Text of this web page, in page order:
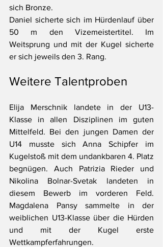
sich Bronze.
Daniel sicherte sich im Hürdenlauf über
50 m den Vizemeistertitel. Im
Weitsprung und mit der Kugel sicherte
er sich jeweils den 3. Rang.
Weitere Talentproben
Elija Merschnik landete in der U13-
Klasse in allen Disziplinen im guten
Mittelfeld. Bei den jungen Damen der
U14 musste sich Anna Schipfer im
Kugelstoß mit dem undankbaren 4. Platz
begnügen. Auch Patrizia Rieder und
Nikolina Bolnar-Svetak landeten in
diesem Bewerb im vorderen Feld.
Magdalena Pansy sammelte in der
weiblichen U13-Klasse über die Hürden
und mit der Kugel erste
Wettkampferfahrungen.